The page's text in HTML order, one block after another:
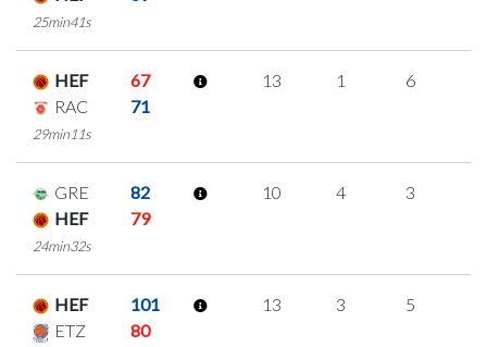
25min41s
HEF
67
RAC
71
29min11s
13 1 6
GRE
82
HEF
79
24min32s
10 4 3
HEF
101
ETZ
80
13 3 5